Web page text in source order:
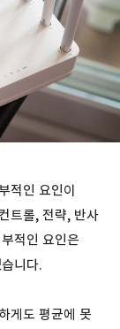
적인 요인이
트롤, 전략, 반사
적인 요인은
니다.
게도 평균에 못